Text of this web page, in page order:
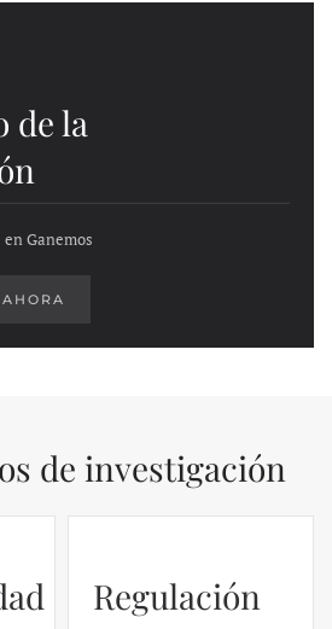
de la
Ganemos
de investigación
Regulación